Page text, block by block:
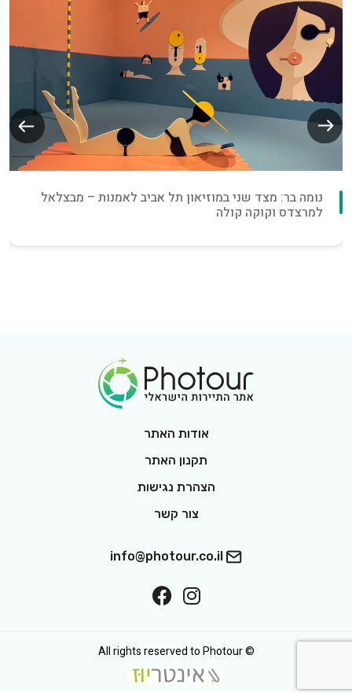
נומה בר: מצד שני במוזיאון תל אביב לאמנות – מבצלאל
למרצדס וקוקה קולה
אודות האתר
תקנון האתר
הצהרת נגישות
צור קשר
info@photour.co.il
Follow On Interest
On Facebook
© All rights reserved to Photour